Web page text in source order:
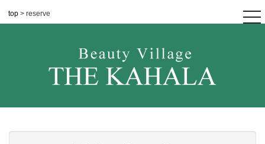
top > reserve